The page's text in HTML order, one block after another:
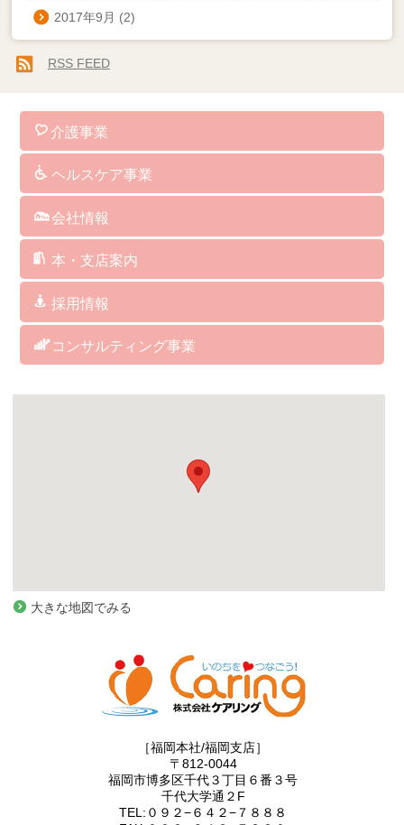
2017年9月 (2)
RSS FEED
介護事業
訪問介護
通所介護
認知症対応型共同生活介護
小規模多機能型居宅介護
看護小規模多機能型居宅介護
訪問看護
介護予防サービス
総合支援事業
居宅介護支援
障がい者総合支援サービス
福祉用具･レンタル･販売
保険外･自費サービス
ヘルスケア事業
介護ソフト
介護予防マシン
ＢＡＳＹＳ（歩行改善機器）
ＡＥＤ（自動体外式除細動器）
人工炭酸泉
シャワーキャリー
ケアリングの杖
クッション
パルスオキシメーター
会社情報
社長からのメッセージ
企業理念
経営方針・取り組み
企業概要・沿革
指定・委託業務・講演講師等実績
アクセス
サイトマップ
サイトポリシー
本・支店案内
福岡本社/福岡支店
博多支店
筥崎支店
城南支店
福岡西支店
西福岡支店
北九州支店
中津支店
関連会社 アグレコジャパン(株)
関連会社 RICHES
採用情報
訪問介護サービス
デイサービス
居宅介護支援
グループホーム／小規模多機能／看護小規模多機能
訪問看護ステーション
ヘルスケア事業部
総務・経理
コンサルティング事業
大きな地図でみる
［福岡本社/福岡支店］
〒812-0044
福岡市博多区千代３丁目６番３号
千代大学通２F
TEL:０９２−６４２−７８８８